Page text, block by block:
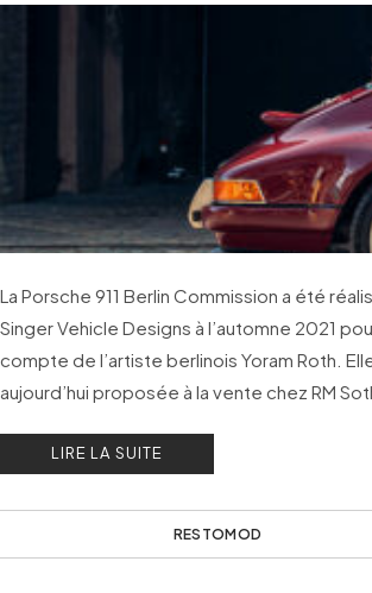
La Porsche 911 Berlin Commission a été
Singer Vehicle Designs à l’automne 2021
compte de l’artiste berlinois Yoram Roth.
aujourd’hui proposée à la vente chez RM
LIRE LA SUITE
RESTOMOD